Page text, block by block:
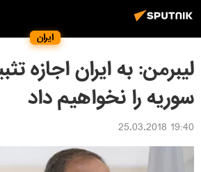
ایران
لیبرمن: به ایران اجازه
سوریه را نخواهیم داد
19:40 25.03.2018